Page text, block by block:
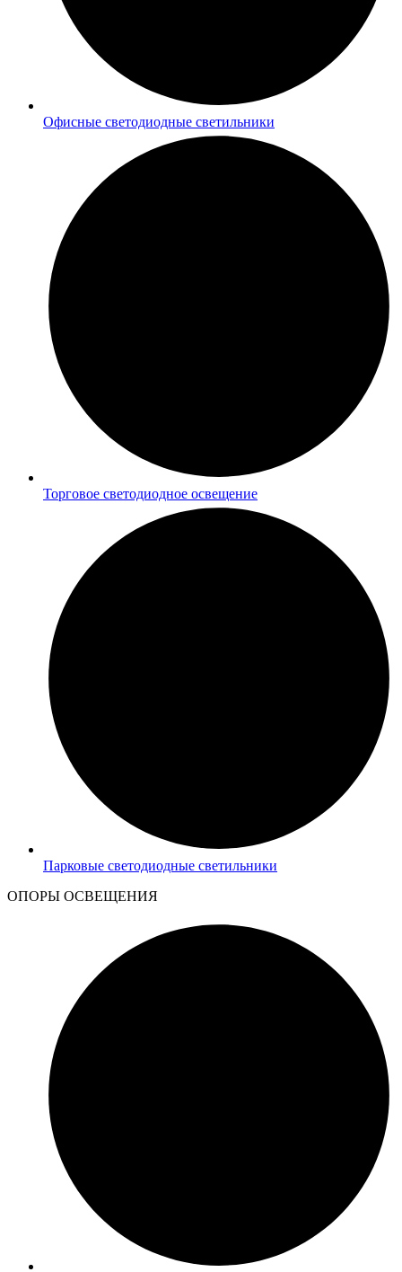
Офисные светодиодные светильники
Торговое светодиодное освещение
Парковые светодиодные светильники
ОПОРЫ ОСВЕЩЕНИЯ